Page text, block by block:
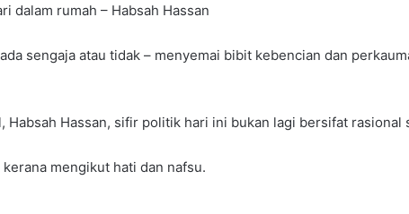
dalam rumah – Habsah Hassan
sengaja atau tidak – menyemai bibit kebencian dan
Hassan, sifir politik hari ini bukan lagi bersifat rasional
mengikut hati dan nafsu.